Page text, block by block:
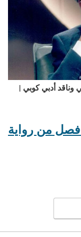
(1929ـ2005): روائي وناقد أدبي كوبي |
من رواية